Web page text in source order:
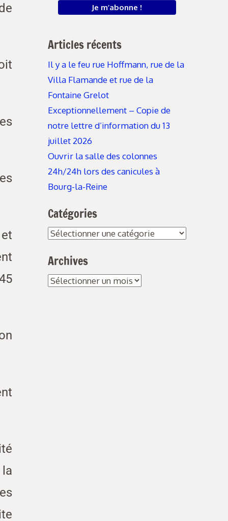
Articles récents
Il y a le feu rue Hoffmann, rue de la
Villa Flamande et rue de la
Fontaine Grelot
Exceptionnellement – Copie de
notre lettre d’information du 13
juillet 2026
Ouvrir la salle des colonnes
24h/24h lors des canicules à
Bourg-la-Reine
Catégories
Archives